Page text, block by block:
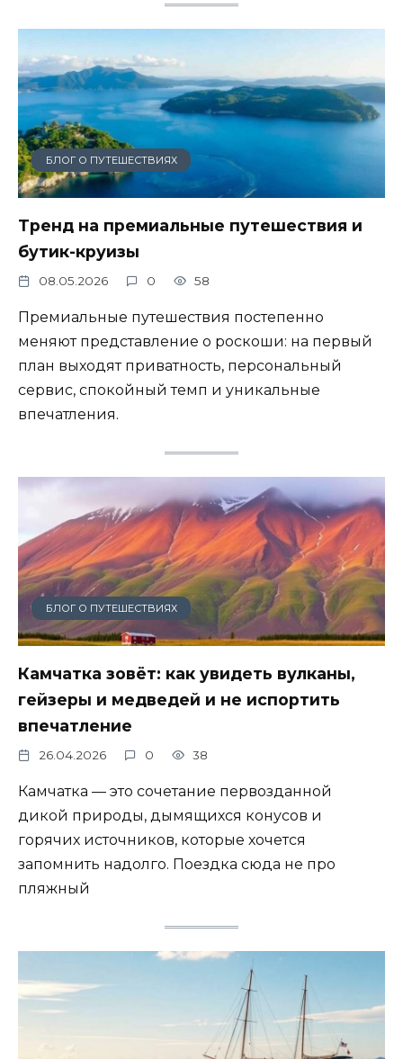
БЛОГ О ПУТЕШЕСТВИЯХ
Тренд на премиальные путешествия и
бутик-круизы
08.05.2026 0 58
Премиальные путешествия постепенно
меняют представление о роскоши: на первый
план выходят приватность, персональный
сервис, спокойный темп и уникальные
впечатления.
БЛОГ О ПУТЕШЕСТВИЯХ
Камчатка зовёт: как увидеть вулканы,
гейзеры и медведей и не испортить
впечатление
26.04.2026 0 38
Камчатка — это сочетание первозданной
дикой природы, дымящихся конусов и
горячих источников, которые хочется
запомнить надолго. Поездка сюда не про
пляжный